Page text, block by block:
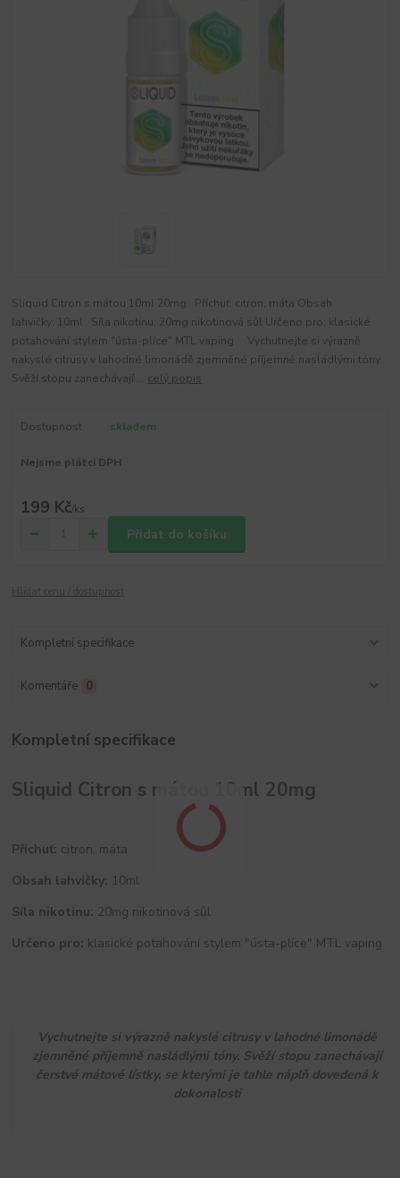
Sliquid Citron s mátou 10ml 20mg Příchuť: citron, máta Obsah
lahvičky: 10ml Síla nikotinu: 20mg nikotinová sůl Určeno pro: klasické
potahování stylem "ústa-plíce" MTL vaping Vychutnejte si výrazně
nakyslé citrusy v lahodné limonádě zjemněné příjemně nasládlými tóny.
Svěží stopu zanechávají ... celý popis
Dostupnost skladem
Nejsme plátci DPH
199 Kč/ks
Přidat do košíku
Kompletní specifikace
Komentáře 0
Kompletní specifikace
Sliquid Citron s mátou 10ml 20mg
Příchuť: citron, máta
Obsah lahvičky: 10ml
Síla nikotinu: 20mg nikotinová sůl
Určeno pro: klasické potahování stylem "ústa-plíce" MTL vaping
Vychutnejte si výrazně nakyslé citrusy v lahodné limonádě
zjemněné příjemně nasládlými tóny. Svěží stopu zanechávají
čerstvé mátové lístky, se kterými je tahle náplň dovedená k
dokonalosti